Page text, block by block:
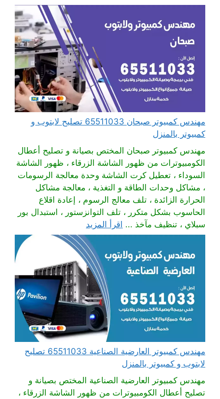
مهندس كمبيوتر صبحان 65511033 تصليح لابتوب و
كمبيوتر بالمنزل
مهندس كمبيوتر صبحان المختص بصيانة و تصليح أعطال
الكومبيوترات من ظهور الشاشة الزرقاء ، ظهور الشاشة
السوداء ، تعطيل كرت الشاشة وحدة معالجة الرسومات
، مشاكل وحدات الطاقة و التغذية ، معالجة مشاكل
الحرارة الزائدة ، تلف معالج الرسوم ، إعادة اقلاع
الحاسوب بشكل متكرر ، تلف التوانزستور ، استبدال بور
سبلاي ، تنظيف مآخذ ... اقرأ المزيد
مهندس كمبيوتر العارضية الصناعية 65511033 تصليح
لابتوب و كمبيوتر بالمنزل
مهندس كمبيوتر العارضية الصناعية المختص بصيانة و
تصليح أعطال الكومبيوترات من ظهور الشاشة الزرقاء ،